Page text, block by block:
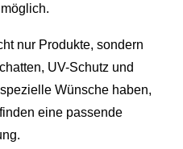
nur Produkte, sondern
UV-Schutz und
Wünsche haben,
eine passende